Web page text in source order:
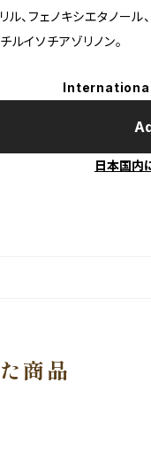
ル、フェノキシエタノール
ルイソチアゾリノン。
日本国内
商品